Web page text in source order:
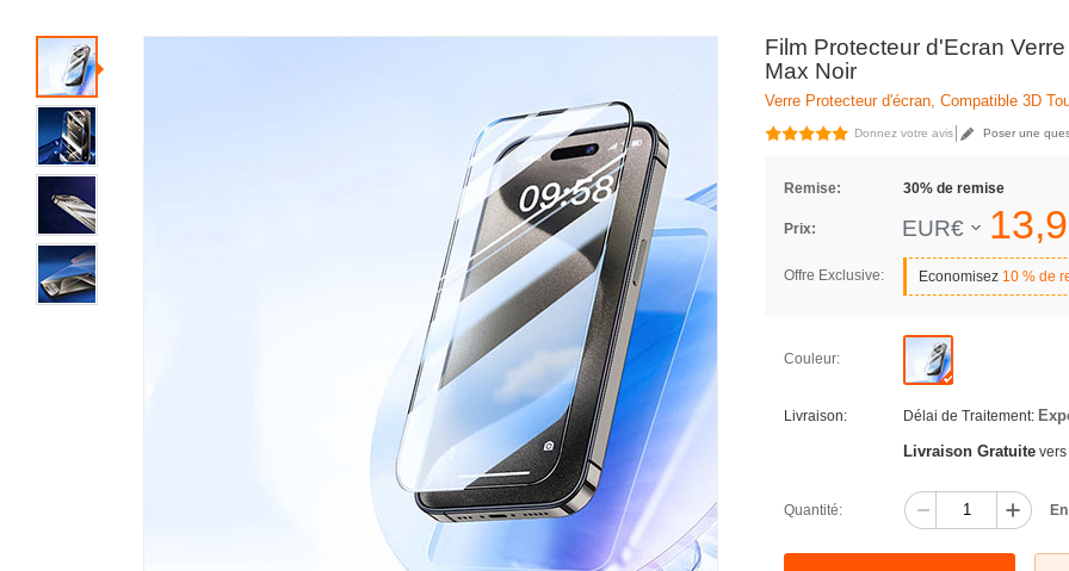
Film Protecteur d'Ecran
Max Noir
Verre Protecteur d'écran, Compatible 3D
Donnez votre avis Poser une
Remise: 30% de remise
Prix: EUR€ 13,
Offre Exclusive: Economisez 10 % de
Couleur:
Livraison: Délai de Traitement:
Livraison Gratuite vers
Quantité: